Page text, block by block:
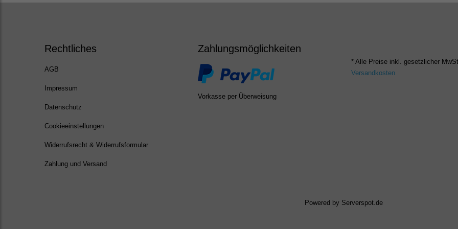
Rechtliches
AGB
Impressum
Datenschutz
Cookieeinstellungen
Widerrufsrecht & Widerrufsformular
Zahlung und Versand
Zahlungsmöglichkeiten
Vorkasse per Überweisung
* Alle Preise inkl. gesetzlicher
Versandkosten
Powered by Serverspot.de